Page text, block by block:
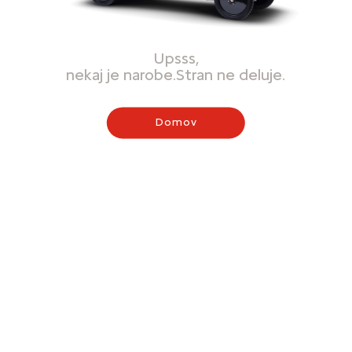
Upsss,
nekaj je narobe.Stran ne deluje.
Domov